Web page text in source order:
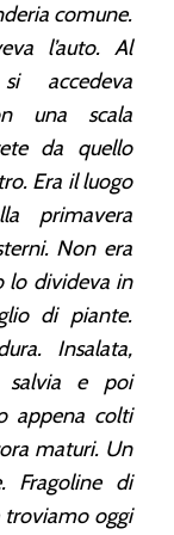
comune.
l’auto. Al
accedeva
una scala
da quello
Era il luogo
primavera
Non era
lo divideva in
di piante.
Insalata,
salvia e poi
appena colti
maturi. Un
Fragoline di
troviamo oggi